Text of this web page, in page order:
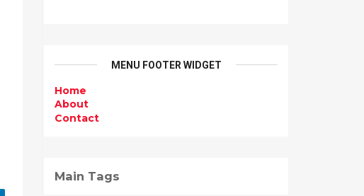
MENU FOOTER WIDGET
Home
About
Contact
Main Tags